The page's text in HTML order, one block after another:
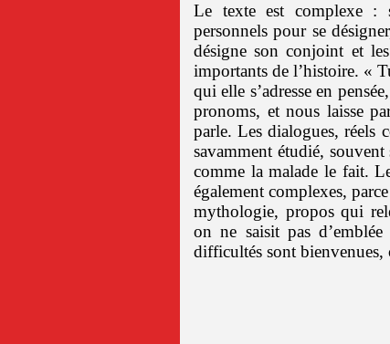
Le texte est complexe :
personnels pour se
désigne son conjoint et
importants de l’histoire. «
qui elle s’adresse en
pronoms, et nous laisse
parle. Les dialogues, réels
savamment étudié,
comme la malade le fait.
également complexes,
mythologie, propos qui
on ne saisit pas
difficultés sont bienvenues,